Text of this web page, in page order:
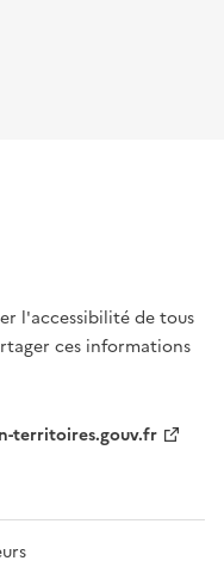
l'accessibilité de tous
ces informations
territoires.gouv.fr